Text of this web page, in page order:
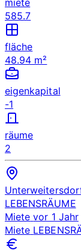
585.7
fläche
48.94 m²
eigenkapital
-1
räume
2
LEBENSRÄUME
Miete vor 1 Jahr
Miete